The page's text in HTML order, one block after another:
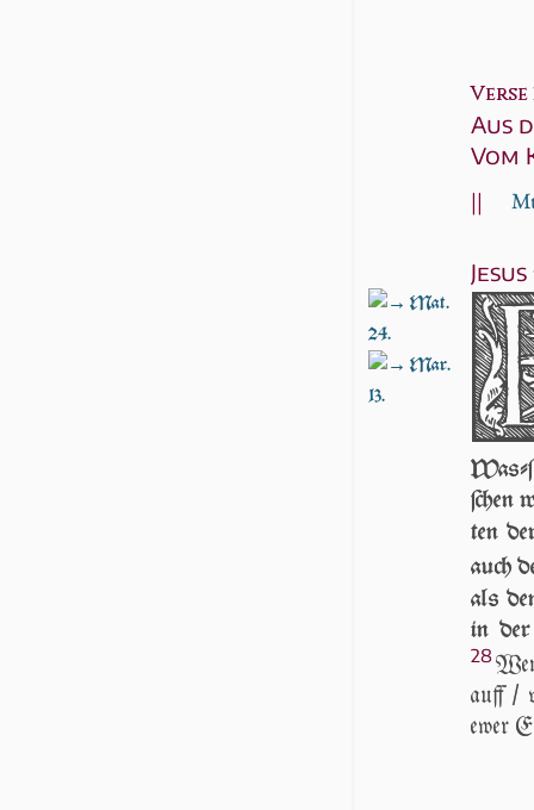
Verse
Aus
Vom
||
Mat.
24.
Mar.
13.
ſchen
ten
auch
als
in der
28
auff /
ew­er